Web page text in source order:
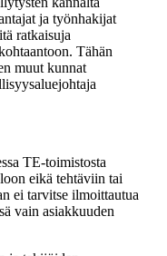
ja työnhakijat
ratkaisuja
Tähän
muut kunnat
TE-toimistosta
eikä tehtäviin tai
ei tarvitse ilmoittautua
vain asiakkuuden